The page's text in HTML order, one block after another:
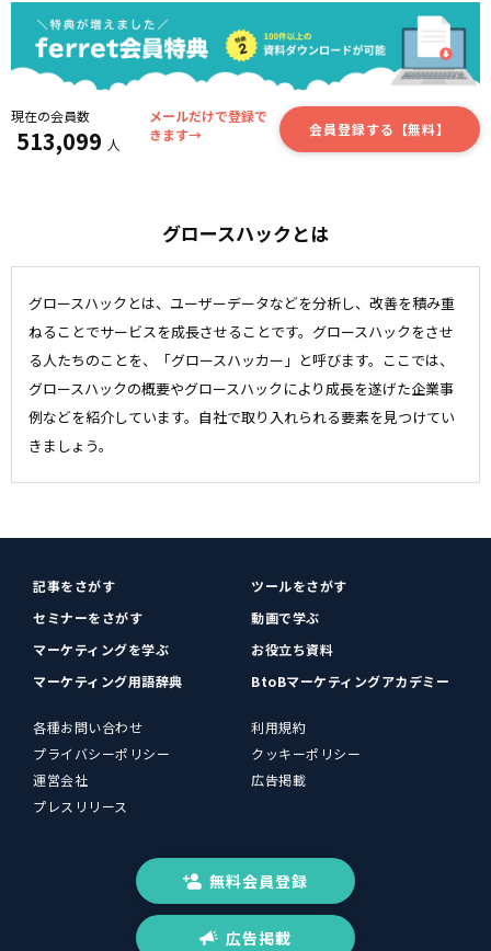
現在の会員数
513,099 人
メールだけで登録で
きます→
会員登録する【無料】
グロースハックとは
グロースハックとは、ユーザーデータなどを分析し、改善を積み重
ねることでサービスを成長させることです。グロースハックをさせ
る人たちのことを、「グロースハッカー」と呼びます。ここでは、
グロースハックの概要やグロースハックにより成長を遂げた企業事
例などを紹介しています。自社で取り入れられる要素を見つけてい
きましょう。
記事をさがす
ツールをさがす
セミナーをさがす
動画で学ぶ
マーケティングを学ぶ
お役立ち資料
マーケティング用語辞典
BtoBマーケティングアカデミー
各種お問い合わせ
利用規約
プライバシーポリシー
クッキーポリシー
運営会社
広告掲載
プレスリリース
無料会員登録
広告掲載